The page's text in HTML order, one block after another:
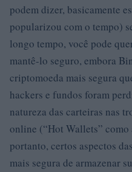
podem dizer, basicamente
popularizou com o tempo)
longo tempo, você pode
mantê-lo seguro, embora
criptomoeda mais segura
hackers e fundos foram
natureza das carteiras nas
online (“Hot Wallets” como
portanto, certos aspectos
mais segura de armazenar